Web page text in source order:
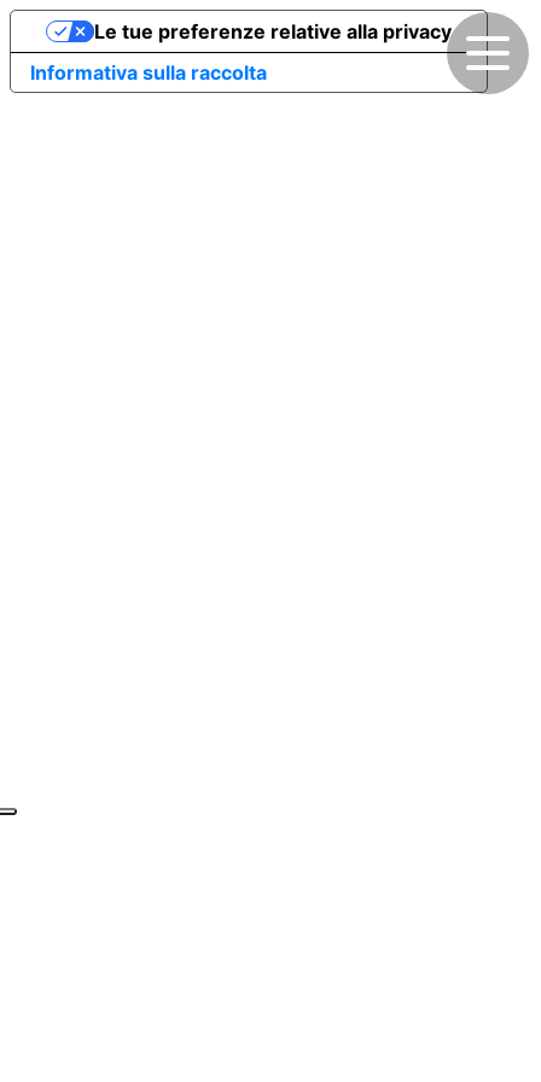
Informativa sulla raccolta
Le tue preferenze relative alla privacy